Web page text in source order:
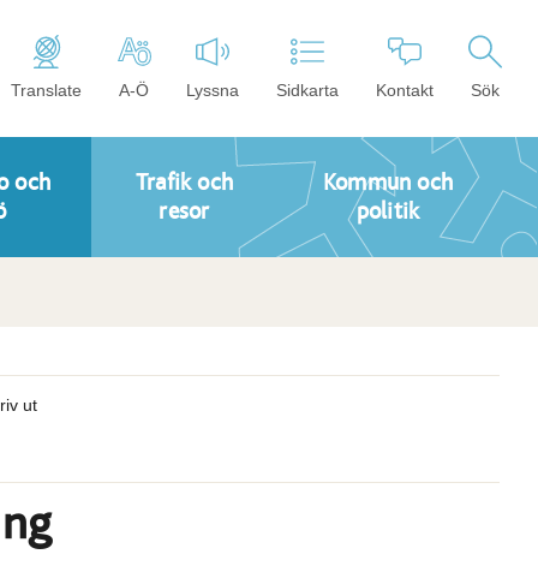
Translate A-Ö Lyssna Sidkarta Kontakt Sök
och
Trafik och
resor
Kommun och
politik
ut